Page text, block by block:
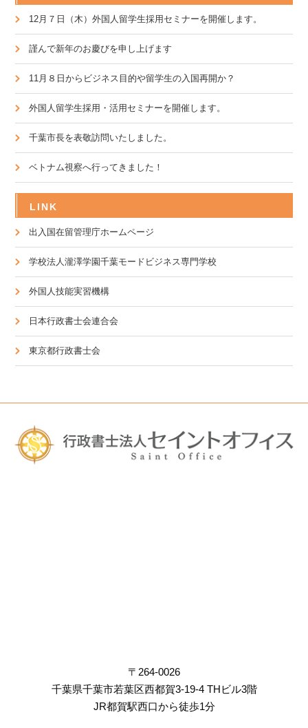
12月７日（木）外国人留学生採用セミナーを開催します。
謹んで新年のお慶びを申し上げます
11月８日からビジネス目的や留学生の入国再開か？
外国人留学生採用・活用セミナーを開催します。
千葉市長を表敬訪問いたしました。
ベトナム視察へ行ってきました！
LINK
出入国在留管理庁ホームページ
学校法人瀧澤学園千葉モードビジネス専門学校
外国人技能実習機構
日本行政書士会連合会
東京都行政書士会
〒264-0026
千葉県千葉市若葉区西都賀3-19-4 THビル3階
JR都賀駅西口から徒歩1分